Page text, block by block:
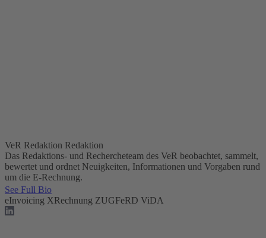
VeR Redaktion Redaktion
Das Redaktions- und Rechercheteam des VeR beobachtet, sammelt,
bewertet und ordnet Neuigkeiten, Informationen und Vorgaben rund
um die E-Rechnung.
See Full Bio
eInvoicing XRechnung ZUGFeRD ViDA